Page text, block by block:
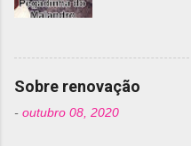
de abril –,
comprado
com isso, um
foi
Daniele
Sobre renovação
- outubro 08, 2020